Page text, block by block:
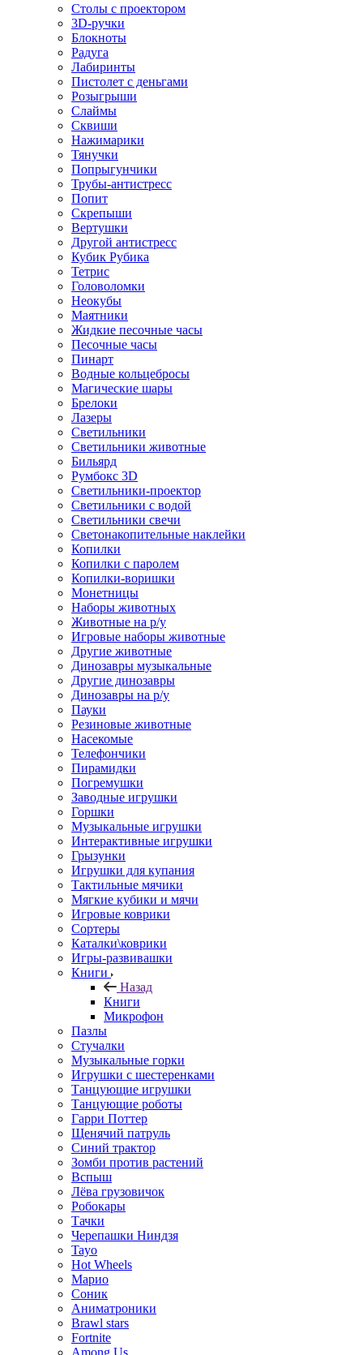
Столы с проектором
3D-ручки
Блокноты
Радуга
Лабиринты
Пистолет с деньгами
Розыгрыши
Слаймы
Сквиши
Нажимарики
Тянучки
Попрыгунчики
Трубы-антистресс
Попит
Скрепыши
Вертушки
Другой антистресс
Кубик Рубика
Тетрис
Головоломки
Неокубы
Маятники
Жидкие песочные часы
Песочные часы
Пинарт
Водные кольцебросы
Магические шары
Брелоки
Лазеры
Светильники
Светильники животные
Бильярд
Румбокс 3D
Светильники-проектор
Светильники с водой
Светильники свечи
Светонакопительные наклейки
Копилки
Копилки с паролем
Копилки-воришки
Монетницы
Наборы животных
Животные на р/у
Игровые наборы животные
Другие животные
Динозавры музыкальные
Другие динозавры
Динозавры на р/у
Пауки
Резиновые животные
Насекомые
Телефончики
Пирамидки
Погремушки
Заводные игрушки
Горшки
Музыкальные игрушки
Интерактивные игрушки
Грызунки
Игрушки для купания
Тактильные мячики
Мягкие кубики и мячи
Игровые коврики
Сортеры
Каталки\коврики
Игры-развивашки
Книги
Назад
Книги
Микрофон
Пазлы
Стучалки
Музыкальные горки
Игрушки с шестеренками
Танцующие игрушки
Танцующие роботы
Гарри Поттер
Щенячий патруль
Синий трактор
Зомби против растений
Вспыш
Лёва грузовичок
Робокары
Тачки
Черепашки Ниндзя
Tayo
Hot Wheels
Марио
Соник
Аниматроники
Brawl stars
Fortnite
Among Us